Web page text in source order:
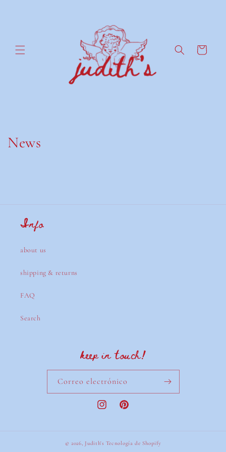
Carrito
News
Info
about us
shipping & returns
FAQ
Search
keep in touch!
Correo electrónico
InstagramPinterest
© 2026, Judith's Tecnología de Shopify